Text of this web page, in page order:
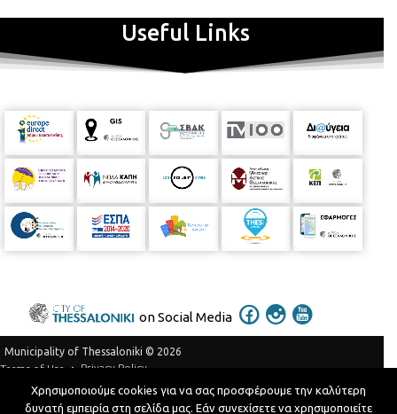
Useful Links
on Social Media
Municipality of Thessaloniki © 2026
Terms of Use
Privacy Policy
Telephone Catalog
Χρησιμοποιούμε cookies για να σας προσφέρουμε την καλύτερη
δυνατή εμπειρία στη σελίδα μας. Εάν συνεχίσετε να χρησιμοποιείτε